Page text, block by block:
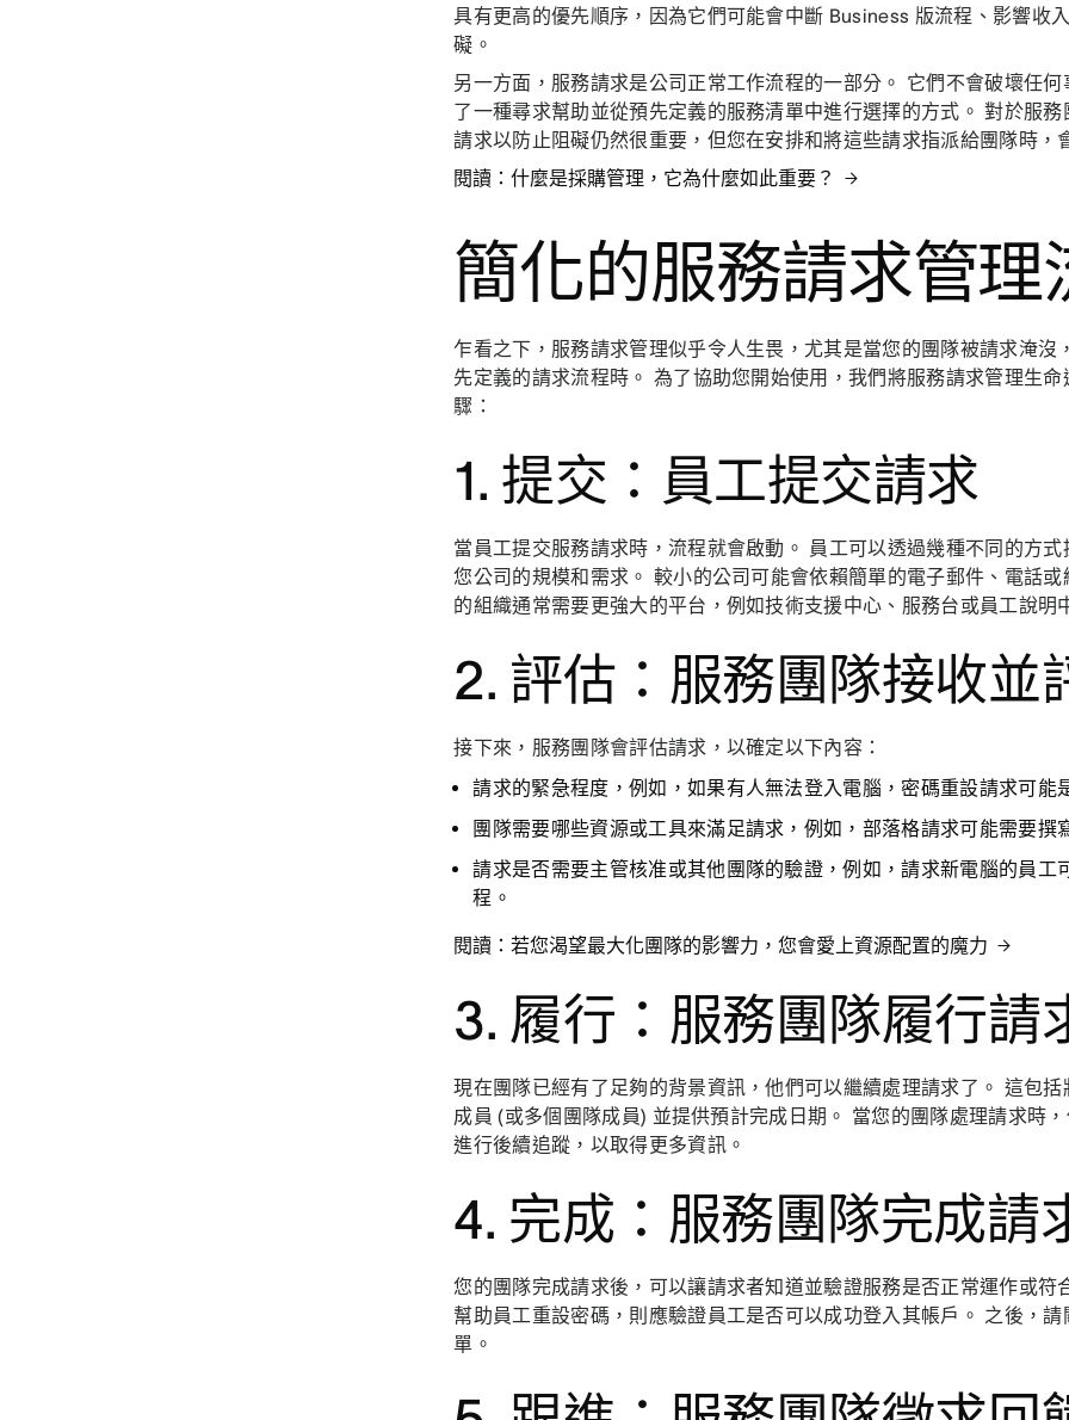
具有更高的優先順序，因為它們可能會中斷 Business 版流程、影響收
礙。
另一方面，服務請求是公司正常工作流程的一部分。 它們不會破壞任
了一種尋求幫助並從預先定義的服務清單中進行選擇的方式。 對於服
請求以防止阻礙仍然很重要，但您在安排和將這些請求指派給團隊時
閱讀：什麼是採購管理，它為什麼如此重要？
簡化的服務請求管理
乍看之下，服務請求管理似乎令人生畏，尤其是當您的團隊被請求淹沒
先定義的請求流程時。 為了協助您開始使用，我們將服務請求管理生
驟：
1. 提交：員工提交請求
當員工提交服務請求時，流程就會啟動。 員工可以透過幾種不同的方
您公司的規模和需求。 較小的公司可能會依賴簡單的電子郵件、電話
的組織通常需要更強大的平台，例如技術支援中心、服務台或員工說明
2. 評估：服務團隊接收並
接下來，服務團隊會評估請求，以確定以下內容：
請求的緊急程度 ，例如，如果有人無法登入電腦，密碼重設請求可能
團隊需要哪些資源或工具來滿足請求 ，例如，部落格請求可能需要
請求是否需要主管核准或其他團隊的驗證 ，例如，請求新電腦的員工
程。
閱讀：若您渴望最大化團隊的影響力，您會愛上資源配置的魔力
3. 履行：服務團隊履行請
現在團隊已經有了足夠的背景資訊，他們可以繼續處理請求了。 這包
成員 (或多個團隊成員) 並提供預計完成日期。 當您的團隊處理請求時
進行後續追蹤，以取得更多資訊。
4. 完成：服務團隊完成請
您的團隊完成請求後，可以讓請求者知道並驗證服務是否正常運作或符
幫助員工重設密碼，則應驗證員工是否可以成功登入其帳戶。 之後，
單。